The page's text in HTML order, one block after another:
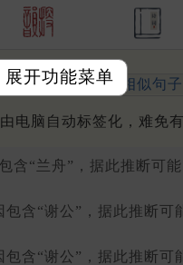
展开功能菜单
声 出处、引用 相似句子
电脑自动标签化，难免
含“兰舟”，据此推断可能
包含“谢公”，据此推断可
包含“谢公”，据此推断可